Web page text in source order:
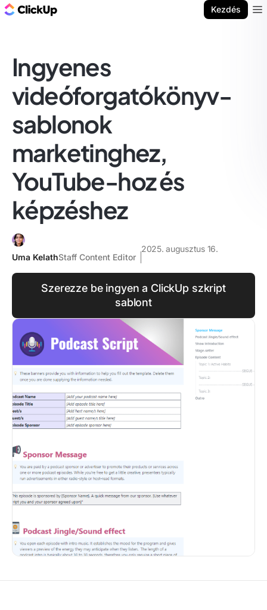
Kezdés
Ingyenes
videóforgatókönyv-
sablonok
marketinghez,
YouTube-hoz és
képzéshez
Uma KelathStaff Content Editor
2025. augusztus 16.
Szerezze be ingyen a ClickUp szkript
sablont